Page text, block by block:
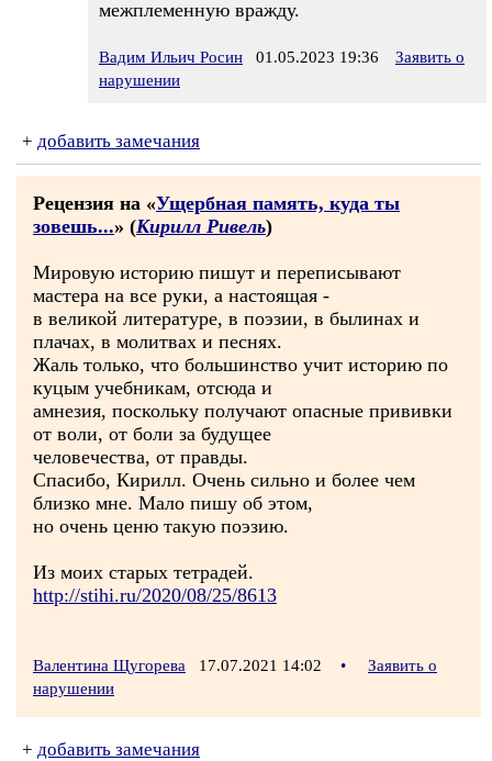
межплеменную вражду.
Вадим Ильич Росин 01.05.2023 19:36
Заявить о
нарушении
+ добавить замечания
Рецензия на «Ущербная память, куда ты
зовешь...» (Кирилл Ривель)
Мировую историю пишут и переписывают
мастера на все руки, а настоящая -
в великой литературе, в поэзии, в былинах и
плачах, в молитвах и песнях.
Жаль только, что большинство учит историю по
куцым учебникам, отсюда и
амнезия, поскольку получают опасные прививки
от воли, от боли за будущее
человечества, от правды.
Спасибо, Кирилл. Очень сильно и более чем
близко мне. Мало пишу об этом,
но очень ценю такую поэзию.
Из моих старых тетрадей.
http://stihi.ru/2020/08/25/8613
Валентина Щугорева 17.07.2021 14:02 •
Заявить о
нарушении
+ добавить замечания